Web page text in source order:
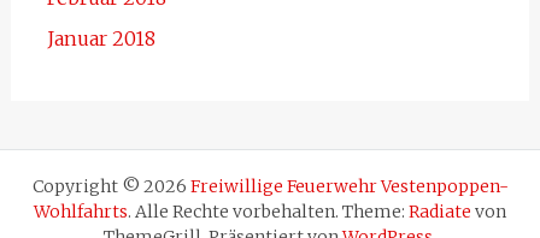
Januar 2018
Copyright © 2026 Freiwillige Feuerwehr Vestenpoppen-
Wohlfahrts. Alle Rechte vorbehalten. Theme: Radiate von